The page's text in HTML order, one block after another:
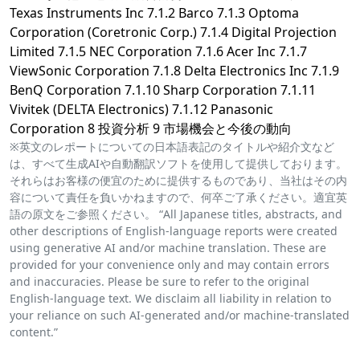
Texas Instruments Inc 7.1.2 Barco 7.1.3 Optoma
Corporation (Coretronic Corp.) 7.1.4 Digital Projection
Limited 7.1.5 NEC Corporation 7.1.6 Acer Inc 7.1.7
ViewSonic Corporation 7.1.8 Delta Electronics Inc 7.1.9
BenQ Corporation 7.1.10 Sharp Corporation 7.1.11
Vivitek (DELTA Electronics) 7.1.12 Panasonic
Corporation 8 投資分析 9 市場機会と今後の動向
※英文のレポートについての日本語表記のタイトルや紹介文など
は、すべて生成AIや自動翻訳ソフトを使用して提供しております。
それらはお客様の便宜のために提供するものであり、当社はその内
容について責任を負いかねますので、何卒ご了承ください。適宜英
語の原文をご参照ください。 “All Japanese titles, abstracts, and
other descriptions of English-language reports were created
using generative AI and/or machine translation. These are
provided for your convenience only and may contain errors
and inaccuracies. Please be sure to refer to the original
English-language text. We disclaim all liability in relation to
your reliance on such AI-generated and/or machine-translated
content.”